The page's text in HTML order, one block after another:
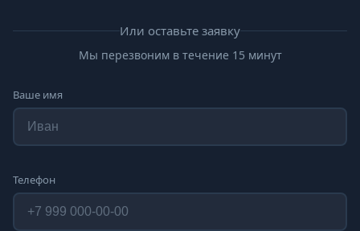
Или оставьте заявку
Мы перезвоним в течение 15 минут
Ваше имя
Телефон